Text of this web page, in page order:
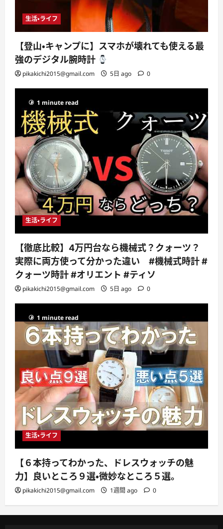
生活・ライフ
【登山・キャンプに】スマホが壊れても使える最
強のデジタル腕時計
pikakichi2015@gmail.com 5日 ago 0
1 minute read
生活・ライフ
【徹底比較】4万円台なら機械式？クォーツ？
実際に両方使って分かった違い #機械式時計 #
クォーツ時計 #オリエント #ティソ
pikakichi2015@gmail.com 5日 ago 0
1 minute read
生活・ライフ
【６本持ってわかった、ドレスウォッチの魅
力】良いところ９選・微妙なところ５選。
pikakichi2015@gmail.com 1週間 ago 0